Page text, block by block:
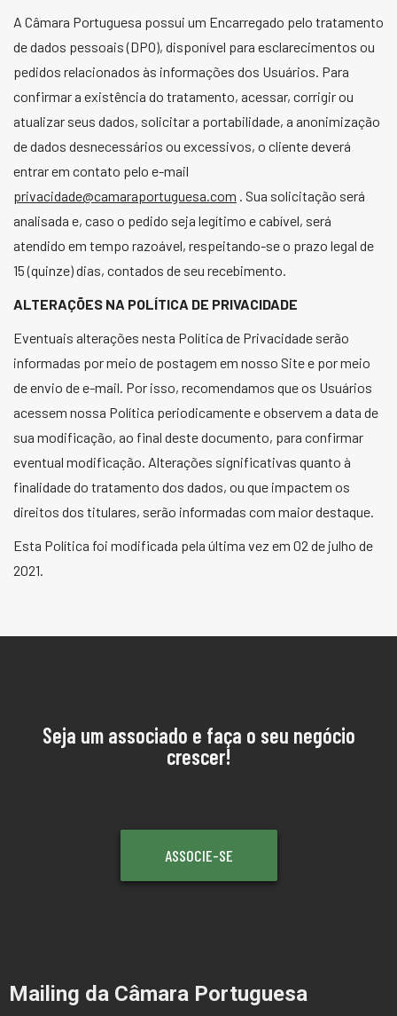
A Câmara Portuguesa possui um Encarregado pelo tratamento
de dados pessoais (DPO), disponível para esclarecimentos ou
pedidos relacionados às informações dos Usuários. Para
confirmar a existência do tratamento, acessar, corrigir ou
atualizar seus dados, solicitar a portabilidade, a anonimização
de dados desnecessários ou excessivos, o cliente deverá
entrar em contato pelo e-mail
privacidade@camaraportuguesa.com . Sua solicitação será
analisada e, caso o pedido seja legítimo e cabível, será
atendido em tempo razoável, respeitando-se o prazo legal de
15 (quinze) dias, contados de seu recebimento.
ALTERAÇÕES NA POLÍTICA DE PRIVACIDADE
Eventuais alterações nesta Política de Privacidade serão
informadas por meio de postagem em nosso Site e por meio
de envio de e-mail. Por isso, recomendamos que os Usuários
acessem nossa Política periodicamente e observem a data de
sua modificação, ao final deste documento, para confirmar
eventual modificação. Alterações significativas quanto à
finalidade do tratamento dos dados, ou que impactem os
direitos dos titulares, serão informadas com maior destaque.
Esta Política foi modificada pela última vez em 02 de julho de
2021.
Seja um associado e faça o seu negócio
crescer!
ASSOCIE-SE
Mailing da Câmara Portuguesa